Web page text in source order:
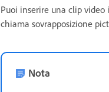
Puoi inserire una clip video
chiama sovrapposizione
Nota